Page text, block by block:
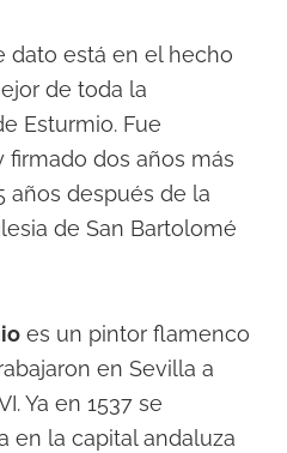
dato está en el hecho
de toda la
Esturmio. Fue
firmado dos años más
años después de la
de San Bartolomé
es un pintor flamenco
en Sevilla a
Ya en 1537 se
en la capital andaluza